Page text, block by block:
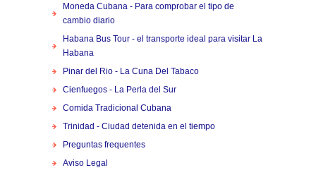
Moneda Cubana - Para comprobar el tipo de
cambio diario
Habana Bus Tour - el transporte ideal para visitar La
Habana
Pinar del Rio - La Cuna Del Tabaco
Cienfuegos - La Perla del Sur
Comida Tradicional Cubana
Trinidad - Ciudad detenida en el tiempo
Preguntas frequentes
Aviso Legal